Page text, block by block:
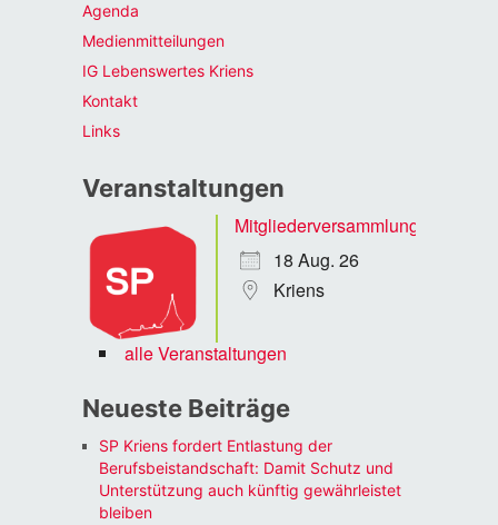
Agenda
Medienmitteilungen
IG Lebenswertes Kriens
Kontakt
Links
Veranstaltungen
Mitgliederversammlung
18 Aug. 26
Kriens
alle Veranstaltungen
Neueste Beiträge
SP Kriens fordert Entlastung der
Berufsbeistandschaft: Damit Schutz und
Unterstützung auch künftig gewährleistet
bleiben